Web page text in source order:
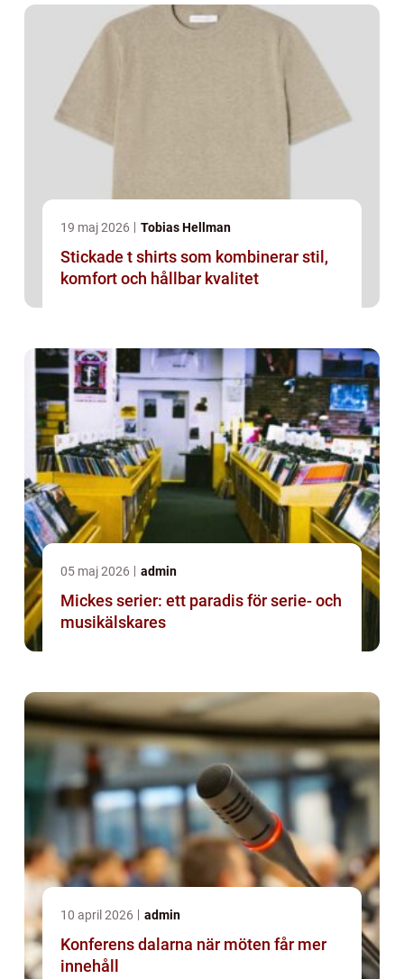
19 maj 2026 Tobias Hellman
Stickade t shirts som kombinerar stil,
komfort och hållbar kvalitet
05 maj 2026 admin
Mickes serier: ett paradis för serie- och
musikälskares
10 april 2026 admin
Konferens dalarna när möten får mer
innehåll